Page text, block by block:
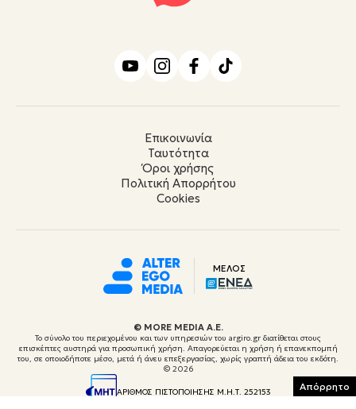
Επικοινωνία
Ταυτότητα
Όροι χρήσης
Πολιτική Απορρήτου
Cookies
ΜΕΛΟΣ
© ΜORE MEDIA Α.Ε.
Το σύνολο του περιεχομένου και των υπηρεσιών του argiro.gr διατίθεται στους
επισκέπτες αυστηρά για προσωπική χρήση. Απαγορεύεται η χρήση ή επανεκπομπή
του, σε οποιοδήποτε μέσο, μετά ή άνευ επεξεργασίας, χωρίς γραπτή άδεια του εκδότη.
© 2026
ΑΡΙΘΜΟΣ ΠΙΣΤΟΠΟΙΗΣΗΣ Μ.Η.Τ. 252153 Απόρρητο